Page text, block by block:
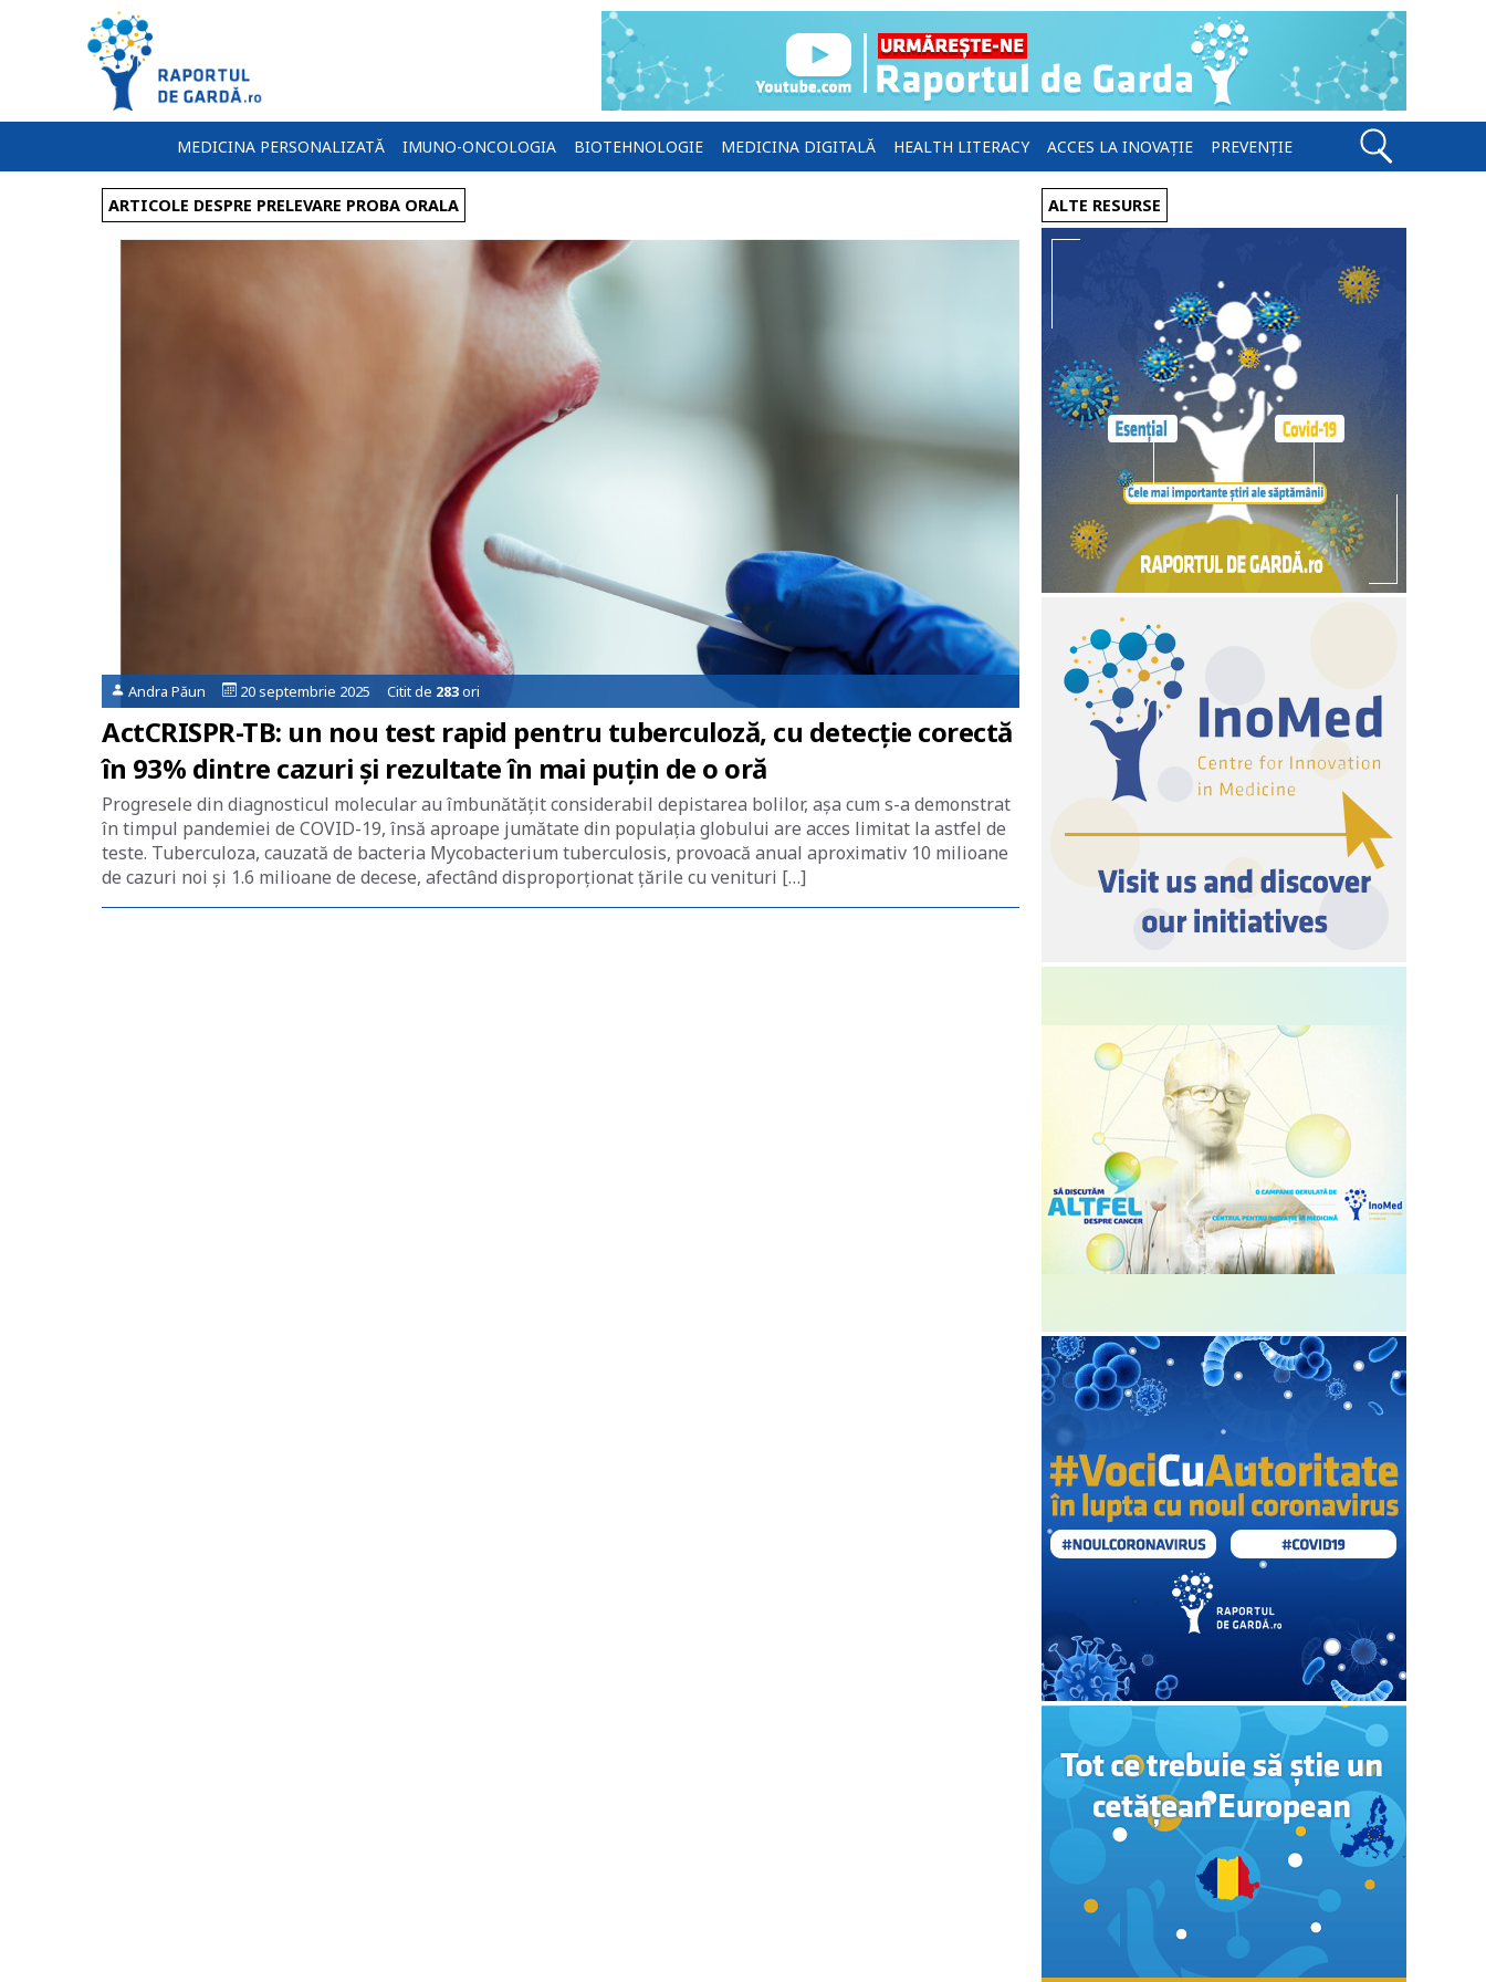
MEDICINA PERSONALIZATĂ IMUNO-ONCOLOGIA BIOTEHNOLOGIE MEDICINA DIGITALĂ HEALTH LITERACY ACCES LA INOVAȚIE PREVENȚIE
ARTICOLE DESPRE PRELEVARE PROBA ORALA
Andra Păun 20 septembrie 2025 Citit de 283ori
ActCRISPR-TB: un nou test rapid pentru tuberculoză, cu detecție corectă
în 93% dintre cazuri și rezultate în mai puțin de o oră
Progresele din diagnosticul molecular au îmbunătățit considerabil depistarea bolilor, așa cum s-a demonstrat
în timpul pandemiei de COVID-19, însă aproape jumătate din populația globului are acces limitat la astfel de
teste. Tuberculoza, cauzată de bacteria Mycobacterium tuberculosis, provoacă anual aproximativ 10 milioane
de cazuri noi și 1.6 milioane de decese, afectând disproporționat țările cu venituri […]
ALTE RESURSE